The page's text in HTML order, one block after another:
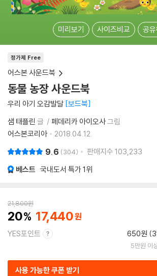
미리보기 사이즈비교 공유
정가제 Free
어스본 사운드북
동물 농장 사운드북
우리 아기 오감발달 보드북
샘 태플린 글 페데리카 아이오사그림
어스본코리아
2018.04.12.
9.6 304 판매지수 103,233
베스트 국내도서 특가1위
21,800원
20 17,440
YES포인트 650원
5만원 이
사용 가능한 쿠폰 받기